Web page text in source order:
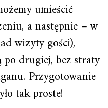
umieścić
a następnie – w
wizyty gości),
drugiej, bez straty
Przygotowanie
tak proste!